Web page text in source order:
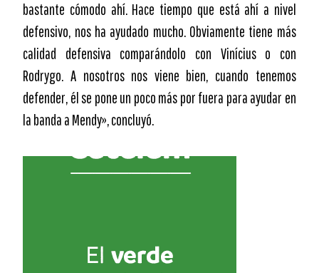
bastante cómodo ahí. Hace tiempo que está ahí a nivel
defensivo, nos ha ayudado mucho. Obviamente tiene más
calidad defensiva comparándolo con Vinícius o con
Rodrygo. A nosotros nos viene bien, cuando tenemos
defender, él se pone un poco más por fuera para ayudar en
la banda a Mendy», concluyó.